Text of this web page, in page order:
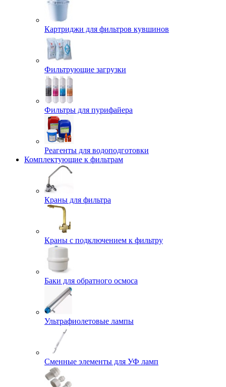
Картриджи для фильтров кувшинов
Фильтрующие загрузки
Фильтры для пурифайера
Реагенты для водоподготовки
Комплектующие к фильтрам
Краны для фильтра
Краны с подключением к фильтру
Баки для обратного осмоса
Ультрафиолетовые лампы
Сменные элементы для УФ ламп